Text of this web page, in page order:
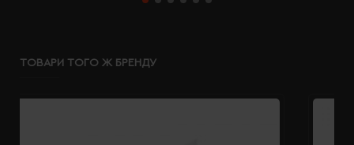
ТОВАРИ ТОГО Ж БРЕНДУ